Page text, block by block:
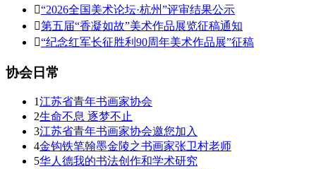
“2026全国美术论坛·杭州”评审结果公示
第五届“香凝如故”美术作品展览征稿通知
“纪念红军长征胜利90周年美术作品展”征稿
协会日常
1江苏省青年书画家协会
2生命不息 逐梦不止
3江苏省青年书画家协会邀您加入
4金钩铁笔翰墨金陵之书画家张卫村老师
5华人德我的书法创作和学术研究